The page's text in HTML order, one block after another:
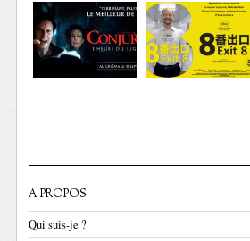
A PROPOS
Qui suis-je ?